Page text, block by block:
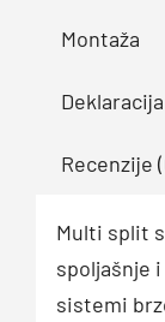
Montaža
Deklaracija
Recenzije
Multi split
spoljašnje
sistemi